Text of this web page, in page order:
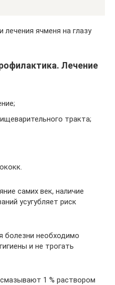
ячменя на глазу
Лечение
тракта;
самих век, наличие
усугубляет риск
болезни необходимо
и не трогать
1 % раствором